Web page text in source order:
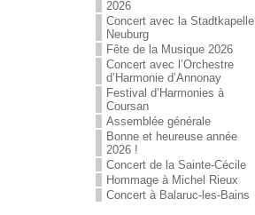
2026
Concert avec la Stadtkapelle
Neuburg
Fête de la Musique 2026
Concert avec l’Orchestre
d’Harmonie d’Annonay
Festival d’Harmonies à
Coursan
Assemblée générale
Bonne et heureuse année
2026 !
Concert de la Sainte-Cécile
Hommage à Michel Rieux
Concert à Balaruc-les-Bains